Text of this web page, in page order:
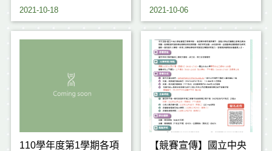
繳費單下載時間公告
2021-10-18
地下水高效整治技術
2021-10-06
110學年度第1學期各項
【競賽宣傳】國立中央